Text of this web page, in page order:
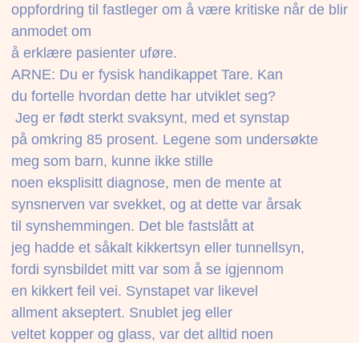
oppfordring til fastleger om å være kritiske når de blir
anmodet om
å erklære pasienter uføre.
ARNE: Du er fysisk handikappet Tare. Kan
du fortelle hvordan dette har utviklet seg?
 Jeg er født sterkt svaksynt, med et synstap
på omkring 85 prosent. Legene som undersøkte
meg som barn, kunne ikke stille
noen eksplisitt diagnose, men de mente at
synsnerven var svekket, og at dette var årsak
til synshemmingen. Det ble fastslått at
jeg hadde et såkalt kikkertsyn eller tunnellsyn,
fordi synsbildet mitt var som å se igjennom
en kikkert feil vei. Synstapet var likevel
allment akseptert. Snublet jeg eller
veltet kopper og glass, var det alltid noen